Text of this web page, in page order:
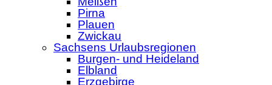
Pirna
Plauen
Zwickau
Sachsens Urlaubsregionen
Burgen- und Heideland
Elbland
Erzgebirge